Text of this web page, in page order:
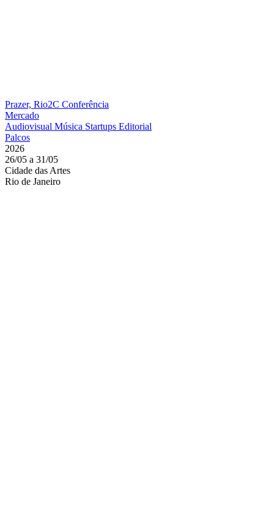
Prazer, Rio2C Conferência
Mercado
Audiovisual Música Startups Editorial
Palcos
2026
26/05 a 31/05
Cidade das Artes
Rio de Janeiro